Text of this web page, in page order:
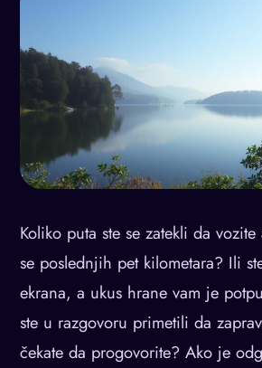
Koliko puta ste se zatekli da
se poslednjih pet kilometara? Ili
ekrana, a ukus hrane vam je
ste u razgovoru primetili da
čekate da progovorite? Ako je